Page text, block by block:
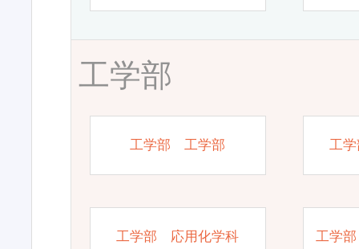
工学部
工学部 工学部 工
工学部 応用化学科 工学